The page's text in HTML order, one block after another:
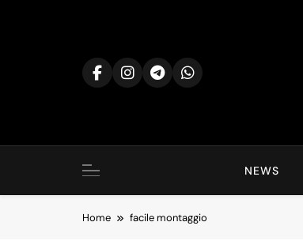
NEWS
Home facile montaggio